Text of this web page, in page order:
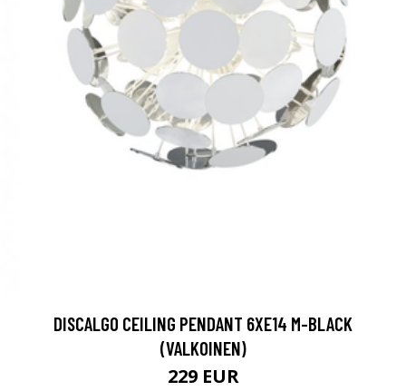
DISCALGO CEILING PENDANT 6XE14 M-BLACK
(VALKOINEN)
229 EUR